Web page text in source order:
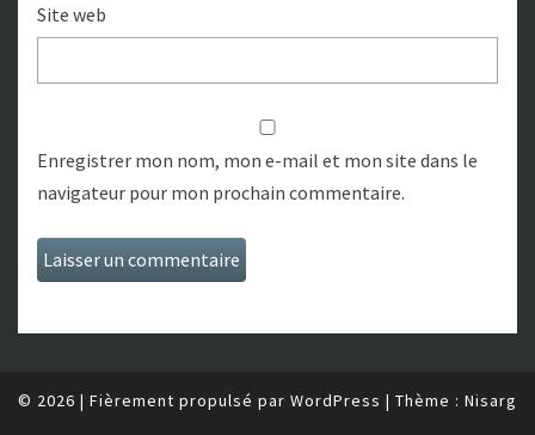
Site web
Enregistrer mon nom, mon e-mail et mon site dans le
navigateur pour mon prochain commentaire.
© 2026 | Fièrement propulsé par WordPress | Thème : Nisarg